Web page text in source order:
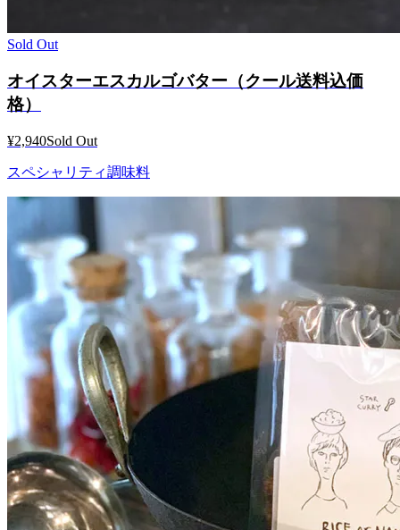
Sold Out
オイスターエスカルゴバター（クール送料込価
格）
¥2,940Sold Out
スペシャリティ調味料